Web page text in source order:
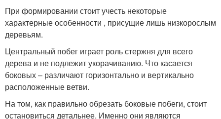
При формировании стоит учесть некоторые
характерные особенности , присущие лишь низкорослым
деревьям.
Центральный побег играет роль стержня для всего
дерева и не подлежит укорачиванию. Что касается
боковых – различают горизонтально и вертикально
расположенные ветви.
На том, как правильно обрезать боковые побеги, стоит
остановиться детальнее. Именно они являются